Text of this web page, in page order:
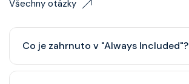
Všechny otázky
Co je zahrnuto v "Always Included"?